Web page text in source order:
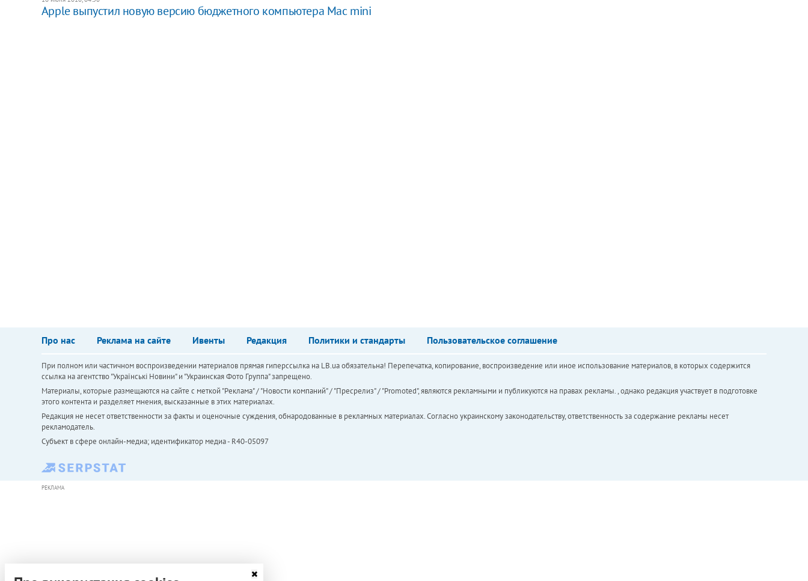
Apple выпустил новую версию бюджетного компьютера Mac mini
Про нас Реклама на сайте Ивенты Редакция Политики и стандарты Пользовательское соглашение
При полном или частичном воспроизведении материалов прямая гиперссылка на LB.ua обязательна! Перепечатка, копирование, воспроизведение или иное использование материалов, в которых содержится
ссылка на агентство "Українськi Новини" и "Украинская Фото Группа" запрещено.
Материалы, которые размещаются на сайте с меткой "Реклама" / "Новости компаний" / "Пресрелиз" / "Promoted", являются рекламными и публикуются на правах рекламы. , однако редакция участвует в подготовке
этого контента и разделяет мнения, высказанные в этих материалах.
Редакция не несет ответственности за факты и оценочные суждения, обнародованные в рекламных материалах. Согласно украинскому законодательству, ответственность за содержание рекламы несет
рекламодатель.
Субъект в сфере онлайн-медиа; идентификатор медиа - R40-05097
РЕКЛАМА